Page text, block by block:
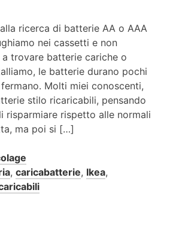
ricerca di batterie AA o AAA
nei cassetti e non
a trovare batterie cariche o
le batterie durano pochi
Molti miei conoscenti,
stilo ricaricabili, pensando
risparmiare rispetto alle normali
ma poi si […]
, caricabatterie, Ikea,